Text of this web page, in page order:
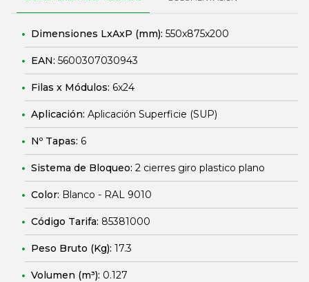
Dimensiones LxAxP (mm): 550x875x200
EAN: 5600307030943
Filas x Módulos: 6x24
Aplicación: Aplicación Superficie (SUP)
Nº Tapas: 6
Sistema de Bloqueo: 2 cierres giro plastico plano
Color: Blanco - RAL 9010
Código Tarifa: 85381000
Peso Bruto (Kg): 17.3
Volumen (m³): 0.127